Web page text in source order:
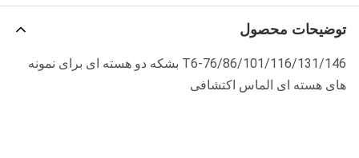
توضیحات محصول
T6-76/86/101/116/131/146 بشکه دو هسته ای برای نمونه
های هسته ای الماس اکتشافی